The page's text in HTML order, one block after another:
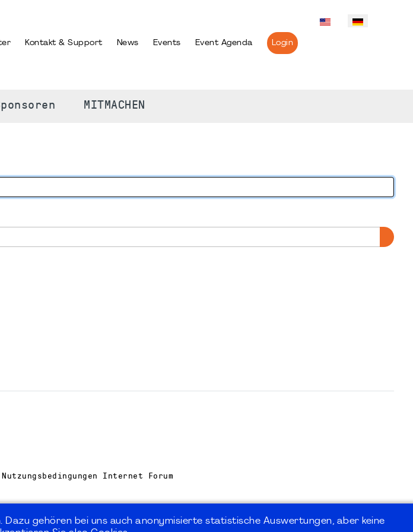
Kontakt & Support News Events Event Agenda Login
MITMACHEN
Internet Forum
gehören bei uns auch anonymisierte statistische Auswertungen, aber keine